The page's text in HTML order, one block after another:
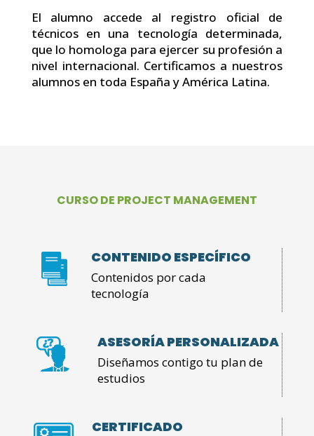
El alumno accede al registro oficial de
técnicos en una tecnología determinada,
que lo homologa para ejercer su profesión a
nivel internacional. Certificamos a nuestros
alumnos en toda España y América Latina.
CURSO DE PROJECT MANAGEMENT
CONTENIDO ESPECÍFICO
Contenidos por cada
tecnología
ASESORÍA PERSONALIZADA
Diseñamos contigo tu plan de
estudios
CERTIFICADO